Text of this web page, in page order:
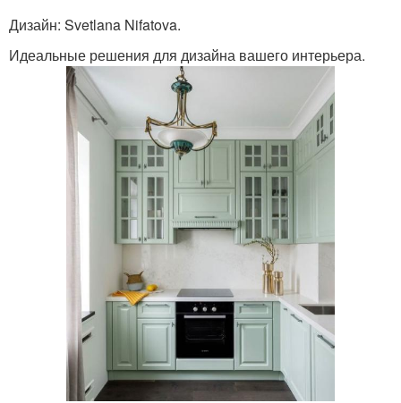
Дизайн: Svetlana Nifatova.
Идеальные решения для дизайна вашего интерьера.